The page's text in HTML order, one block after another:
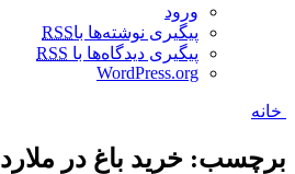
ورود
پیگیری نوشته‌ها باRSS
پیگیری دیدگاه‌ها با RSS
WordPress.org
خانه
برچسب: خرید باغ در ملارد